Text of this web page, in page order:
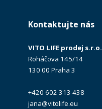
Kontaktujte nás
VITO LIFE prodej s.r.o.
Roháčova 145/14
130 00 Praha 3
+420 602 313 438
jana@vitolife.eu